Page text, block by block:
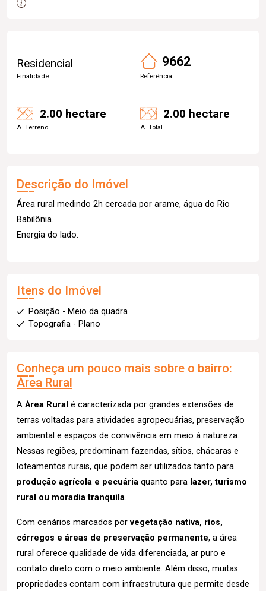
Residencial
Finalidade
9662
Referência
2.00 hectare
A. Terreno
2.00 hectare
A. Total
Descrição do Imóvel
Área rural medindo 2h cercada por arame, água do Rio
Babilônia.
Energia do lado.
Itens do Imóvel
Posição - Meio da quadra
Topografia - Plano
Conheça um pouco mais sobre o bairro:
Área Rural
A Área Rural é caracterizada por grandes extensões de
terras voltadas para atividades agropecuárias, preservação
ambiental e espaços de convivência em meio à natureza.
Nessas regiões, predominam fazendas, sítios, chácaras e
loteamentos rurais, que podem ser utilizados tanto para
produção agrícola e pecuária quanto para lazer, turismo
rural ou moradia tranquila.
Com cenários marcados por vegetação nativa, rios,
córregos e áreas de preservação permanente, a área
rural oferece qualidade de vida diferenciada, ar puro e
contato direto com o meio ambiente. Além disso, muitas
propriedades contam com infraestrutura que permite desde